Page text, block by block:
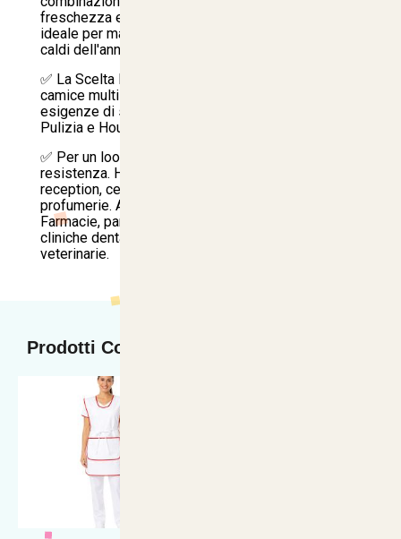
freschezza e agilità nei movimenti delle braccia,
ideale per mansioni dinamiche o per i periodi più
caldi dell'anno.
✅ La Scelta Ideale per i Professionisti di: Questo
camice multistagione risponde perfettamente alle
esigenze di svariati settori d'élite: Imprese di
Pulizia e Housekeeping:
✅ Per un look aziendale moderno e ad alta
resistenza. Hospitality e Benessere: Hotel,
reception, centri estetici, spa, parrucchiere e
profumerie. Ambito Sanitario e Scientifico:
Farmacie, parafarmacie, laboratori di analisi,
cliniche dentali, studi odontoiatrici e cliniche
veterinarie.
Prodotti Collegati